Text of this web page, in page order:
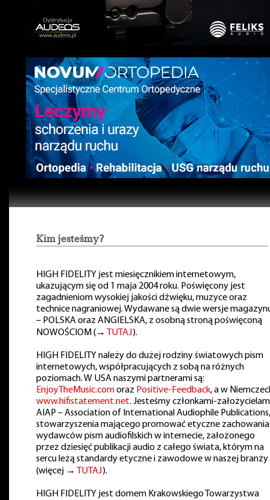
Kim jesteśmy?
HIGH FIDELITY jest miesięcznikiem internetowym,
ukazującym się od 1 maja 2004 roku. Poświęcony jest
zagadnieniom wysokiej jakości dźwięku, muzyce oraz
technice nagraniowej. Wydawane są dwie wersje
– POLSKA oraz ANGIELSKA, z osobną stroną poświęconą
NOWOŚCIOM (→
TUTAJ).
HIGH FIDELITY należy do dużej rodziny światowych pism
internetowych, współpracujących z sobą na różnych
poziomach. W USA naszymi partnerami są:
EnjoyTheMusic.comoraz Positive-Feedback, a w
www.hifistatement.net. Jesteśmy członkami-
AIAP – Association of International Audiophile Publications,
stowarzyszenia mającego promować etyczne zachowania
wydawców pism audiofilskich w internecie, założonego
przez dziesięć publikacji audio z całego świata, którym na
sercu leżą standardy etyczne i zawodowe w naszej branży
(więcej →
TUTAJ).
HIGH FIDELITY jest domem Krakowskiego Towarzystwa